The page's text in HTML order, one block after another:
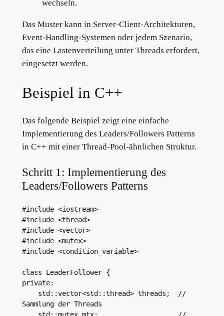
wechseln.
Das Muster kann in Server-Client-Architekturen,
Event-Handling-Systemen oder jedem Szenario,
das eine Lastenverteilung unter Threads erfordert,
eingesetzt werden.
Beispiel in C++
Das folgende Beispiel zeigt eine einfache
Implementierung des Leaders/Followers Patterns
in C++ mit einer Thread-Pool-ähnlichen Struktur.
Schritt 1: Implementierung des
Leaders/Followers Patterns
#include <iostream>
#include <thread>
#include <vector>
#include <mutex>
#include <condition_variable>
class LeaderFollower {
private:
Sammlung der Threads